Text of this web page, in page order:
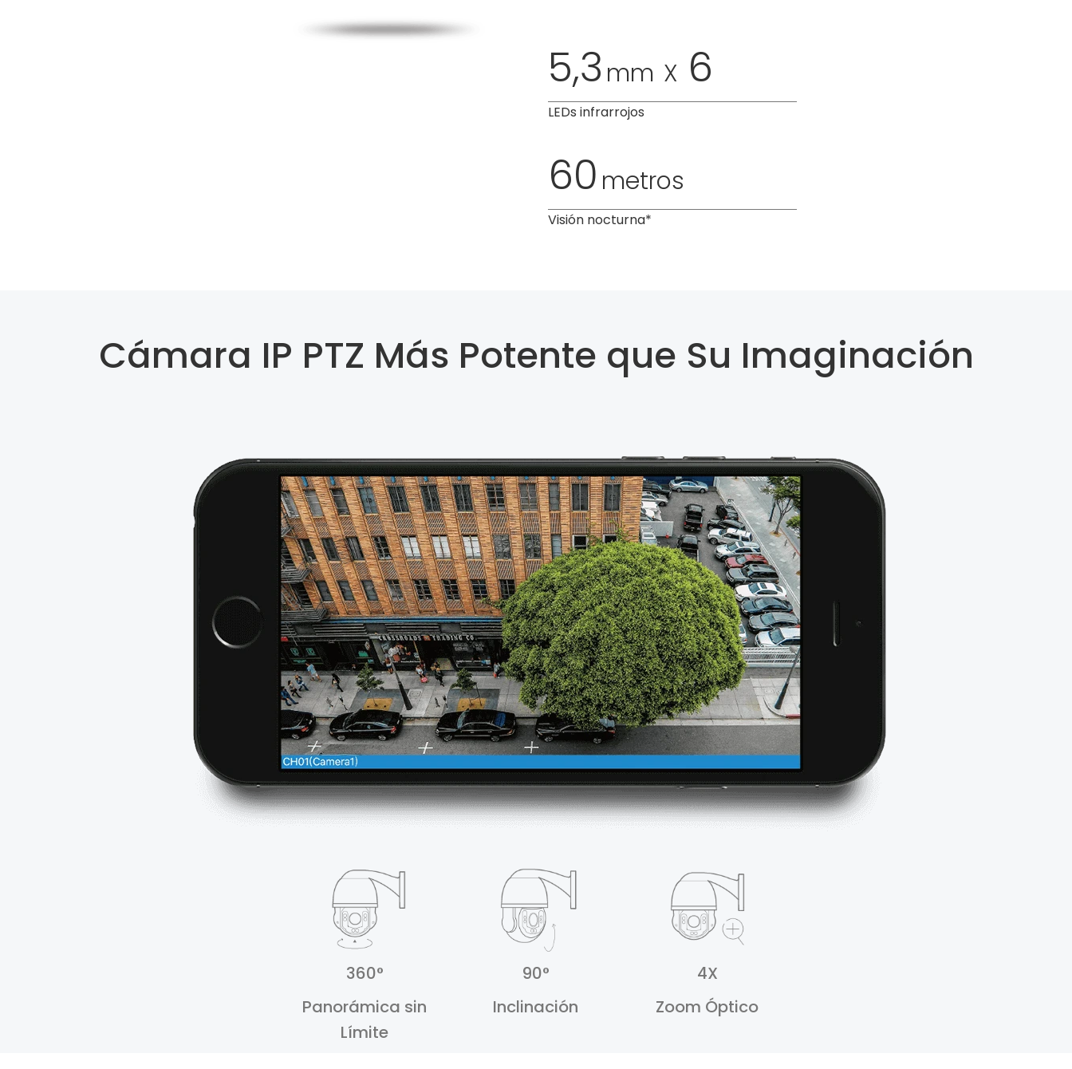
5,3 mm X 6
LEDs infrarrojos
60 metros
Visión nocturna*
Cámara IP PTZ Más Potente que Su Imaginación
360°
Panorámica sin
Límite
90°
Inclinación
4X
Zoom Óptico